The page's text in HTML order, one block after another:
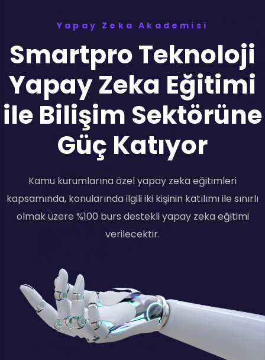
Yapay Zeka Akademisi
Smartpro Teknoloji
Yapay Zeka Eğitimi
ile Bilişim Sektörüne
Güç Katıyor
Kamu kurumlarına özel yapay zeka eğitimleri
kapsamında, konularında ilgili iki kişinin katılımı ile sınırlı
olmak üzere %100 burs destekli yapay zeka eğitimi
verilecektir.